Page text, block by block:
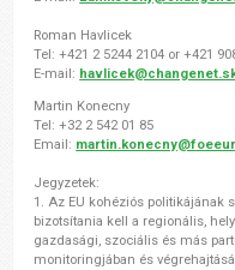
Roman Havlicek
Tel: +421 2 5244 2104 or +421
E-mail:
Martin Konecny
Tel: +32 2 542 01 85
Email:
Jegyzetek:
1. Az EU kohéziós politikájának
bizotsítania kell a regionális,
gazdasági, szociális és más
monitoringjában és